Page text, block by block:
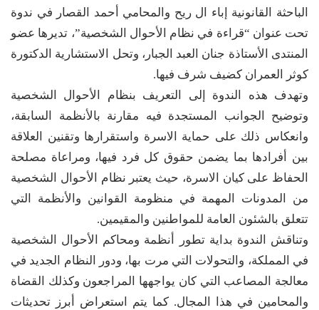
الباحثة القانونية إباء ال ريح والمحامي أحمد القصار في ندوة
تحت عنوان “قراءة في نظام الأحوال الشخصية”، تديرها عضو
المنتدى الأستاذة جنان العبد الجبار، وتحل الاستشارية الدكتورة
كوثر العمران كضيف شرف فيها.
وتهدف هذه الندوة إلى التعريف بنظام الأحوال الشخصية
وتوضيح الجوانب المستجدة فيه مقارنة بالأنظمة السابقة،
وانعكاس ذلك على حماية الاسرة واستقرارها وتقنين العلاقة
بين أفرادها بما يضمن حقوق كل فرد فيها، ومراعاة مصلحة
الحفاظ على كيان الاسرة، حيث يعتبر نظام الأحوال الشخصية
من المدونات المهمة في منظومة القوانين والأنظمة التي
تتعلق بالشئون العامة للمواطنين والمقيمين.
وتناقش الندوة بداية تطور أنظمة ومحاكم الأحوال الشخصية
في المملكة، والتحولات التي مرت بها، ودور النظام الجديد في
معالجة المصاعب التي كان يواجهها المراجعون وكذلك القضاة
والمحامين في هذا المجال. كما يتم استعراض أبرز تحديثات